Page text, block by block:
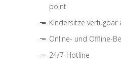
point
Kindersitze verfügbar
Online- und Offline-
24/7-Hotline